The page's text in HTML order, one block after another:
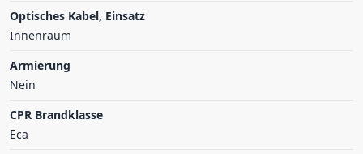
Optisches Kabel, Einsatz
Innenraum
Armierung
Nein
CPR Brandklasse
Eca